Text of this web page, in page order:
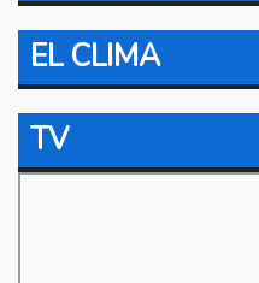
EL CLIMA
TV